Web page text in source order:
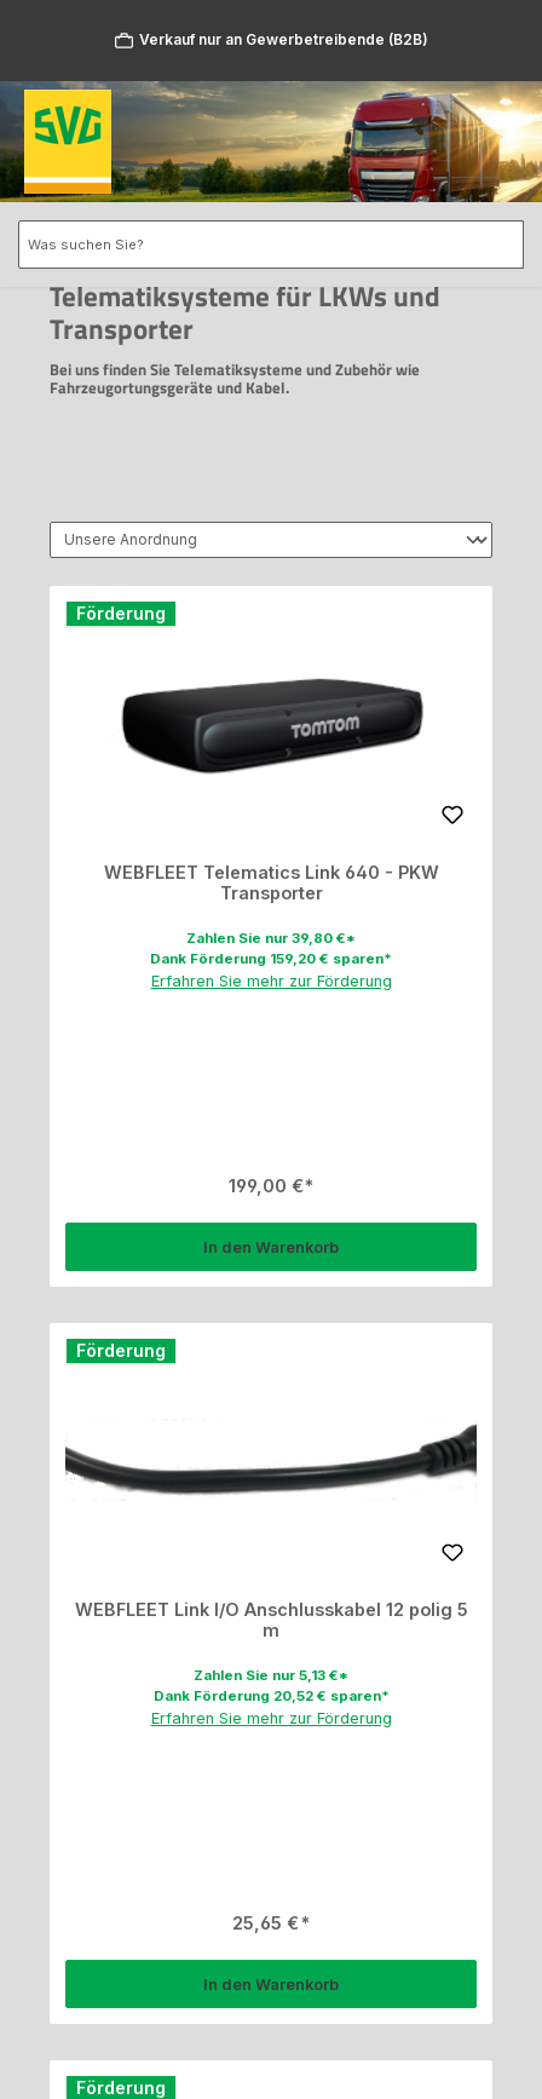
Verkauf nur an Gewerbetreibende (B2B)
Telematiksysteme für LKWs und
Transporter
Bei uns finden Sie Telematiksysteme und Zubehör wie
Fahrzeugortungsgeräte und Kabel.
Förderung
WEBFLEET Telematics Link 640 - PKW
Transporter
Zahlen Sie nur 39,80 €*
Dank Förderung 159,20 € sparen*
Erfahren Sie mehr zur Förderung
Regulärer Preis:
199,00 €
In den Warenkorb
Förderung
WEBFLEET Link I/O Anschlusskabel 12 polig 5
m
Zahlen Sie nur 5,13 €*
Dank Förderung 20,52 € sparen*
Erfahren Sie mehr zur Förderung
Regulärer Preis:
25,65 €
In den Warenkorb
Förderung